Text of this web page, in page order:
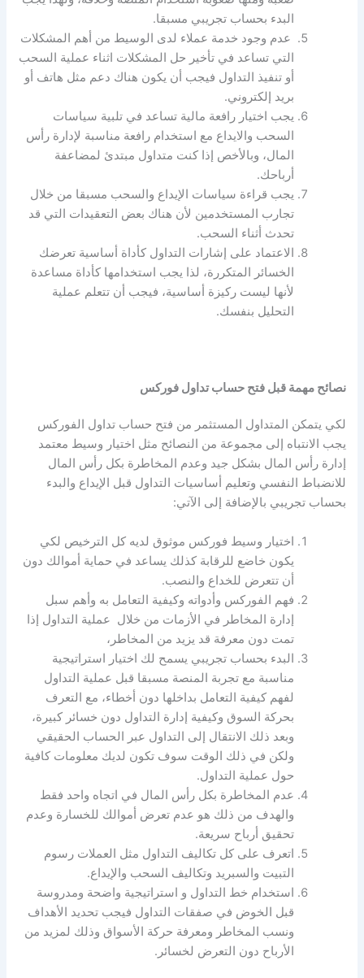
البدء بحساب تجريبي مسبقا.
عدم وجود خدمة عملاء لدى الوسيط من أهم المشكلات
التي تساعد في تأخير حل المشكلات اثناء عملية السحب
أو تنفيذ التداول فيجب أن يكون هناك دعم مثل هاتف أو
بريد إلكتروني.
يجب اختيار رافعة مالية تساعد في تلبية سياسات
السحب والايداع مع استخدام رافعة مناسبة لإدارة رأس
المال، وبالأخص إذا كنت متداول مبتدئ لمضاعفة
أرباحك.
يجب قراءة سياسات الإيداع والسحب مسبقا من خلال
تجارب المستخدمين لأن هناك بعض التعقيدات التي قد
تحدث أثناء السحب.
الاعتماد على إشارات التداول كأداة أساسية تعرضك
الخسائر المتكررة، لذا يجب استخدامها كأداة مساعدة
لأنها ليست ركيزة أساسية، فيجب أن تتعلم عملية
التحليل بنفسك.
نصائح مهمة قبل فتح حساب تداول فوركس
لكي يتمكن المتداول المستثمر من فتح حساب تداول الفوركس
يجب الانتباه إلى مجموعة من النصائح مثل اختيار وسيط معتمد
إدارة رأس المال بشكل جيد وعدم المخاطرة بكل رأس المال
للانضباط النفسي وتعليم أساسيات التداول قبل الإيداع والبدء
بحساب تجريبي بالإضافة إلى الآتي:
اختيار وسيط فوركس موثوقلديه كل الترخيص لكي
يكون خاضع للرقابة كذلك يساعد في حماية أموالك دون
أن تتعرض للخداع والنصب.
فهم الفوركس وأدواته وكيفية التعامل به وأهم سبل
إدارة المخاطر في الأزمات من خلال عملية التداول إذا
تمت دون معرفة قد يزيد من المخاطر،
البدء بحساب تجريبي يسمح لك اختيار استراتيجية
مناسبة مع تجربة المنصة مسبقا قبل عملية التداول
لفهم كيفية التعامل بداخلها دون أخطاء، مع التعرف
بحركة السوق وكيفية إدارة التداول دون خسائر كبيرة،
وبعد ذلك الانتقال إلى التداول عبر الحساب الحقيقي
ولكن في ذلك الوقت سوف تكون لديك معلومات كافية
حول عملية التداول.
عدم المخاطرة بكل رأس المال في اتجاه واحد فقط
والهدف من ذلك هو عدم تعرض أموالك للخسارة وعدم
تحقيق أرباح سريعة.
اتعرف على كل تكاليف التداول مثل العملات رسوم
التبيت والسبريد وتكاليف السحب والإيداع.
استخدام خط التداول و استراتيجية واضحة ومدروسة
قبل الخوض في صفقات التداول فيجب تحديد الأهداف
ونسب المخاطر ومعرفة حركة الأسواق وذلك لمزيد من
الأرباح دون التعرض لخسائر.